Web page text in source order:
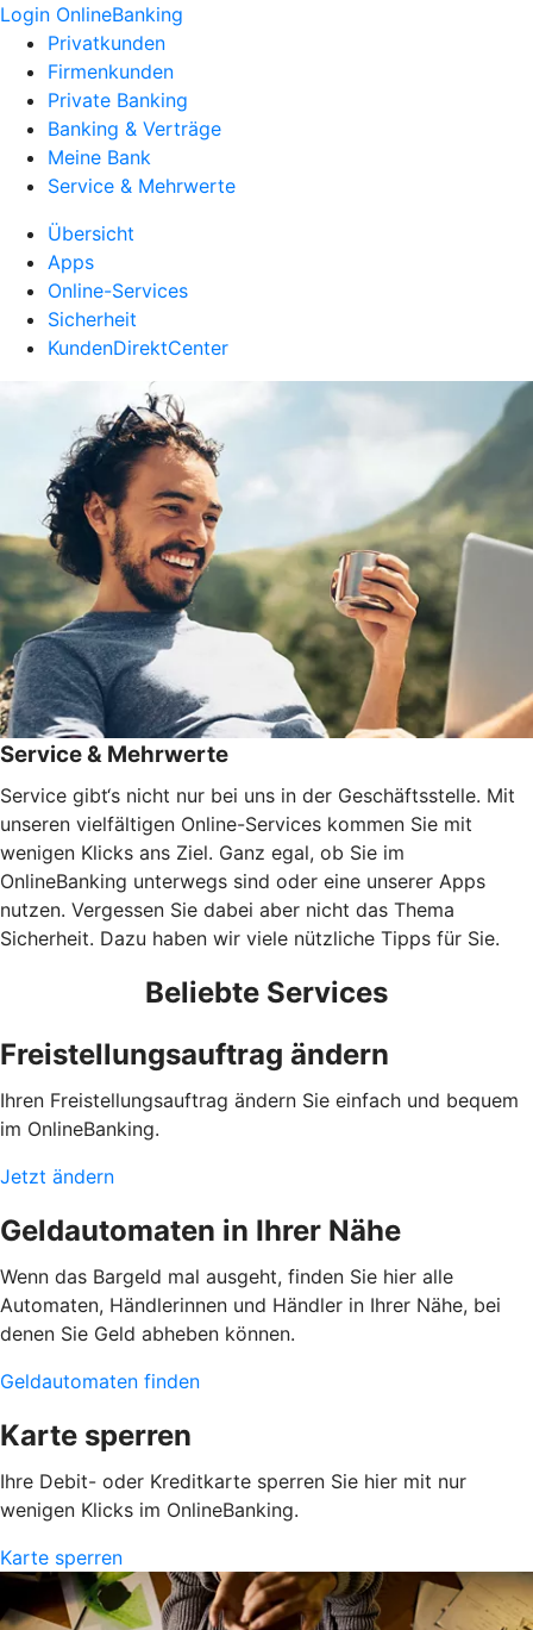
Login OnlineBanking
Privatkunden
Firmenkunden
Private Banking
Banking & Verträge
Meine Bank
Service & Mehrwerte
Übersicht
Apps
Online-Services
Sicherheit
KundenDirektCenter
Service & Mehrwerte
Service gibt‘s nicht nur bei uns in der Geschäftsstelle. Mit
unseren vielfältigen Online-Services kommen Sie mit
wenigen Klicks ans Ziel. Ganz egal, ob Sie im
OnlineBanking unterwegs sind oder eine unserer Apps
nutzen. Vergessen Sie dabei aber nicht das Thema
Sicherheit. Dazu haben wir viele nützliche Tipps für Sie.
Beliebte Services
Freistellungsauftrag ändern
Ihren Freistellungsauftrag ändern Sie einfach und bequem
im OnlineBanking.
Jetzt ändern
Geldautomaten in Ihrer Nähe
Wenn das Bargeld mal ausgeht, finden Sie hier alle
Automaten, Händlerinnen und Händler in Ihrer Nähe, bei
denen Sie Geld abheben können.
Geldautomaten finden
Karte sperren
Ihre Debit- oder Kreditkarte sperren Sie hier mit nur
wenigen Klicks im OnlineBanking.
Karte sperren